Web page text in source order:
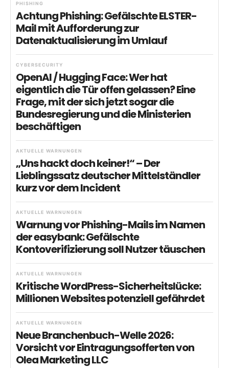
PHISHING
Achtung Phishing: Gefälschte ELSTER-
Mail mit Aufforderung zur
Datenaktualisierung im Umlauf
CYBERSECURITY
OpenAI / Hugging Face: Wer hat
eigentlich die Tür offen gelassen? Eine
Frage, mit der sich jetzt sogar die
Bundesregierung und die Ministerien
beschäftigen
AKTUELLE WARNUNGEN
„Uns hackt doch keiner!“ – Der
Lieblingssatz deutscher Mittelständler
kurz vor dem Incident
AKTUELLE WARNUNGEN
Warnung vor Phishing-Mails im Namen
der easybank: Gefälschte
Kontoverifizierung soll Nutzer täuschen
AKTUELLE WARNUNGEN
Kritische WordPress-Sicherheitslücke:
Millionen Websites potenziell gefährdet
AKTUELLE WARNUNGEN
Neue Branchenbuch-Welle 2026:
Vorsicht vor Eintragungsofferten von
Olea Marketing LLC